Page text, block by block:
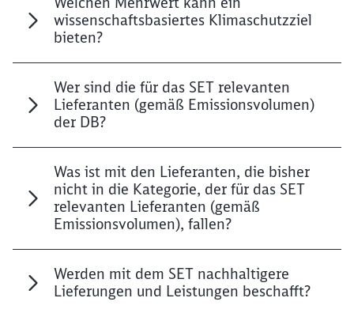
wissenschaftsbasiertes Klimaschutzziel
bieten?
Wer sind die für das SET relevanten
Lieferanten (gemäß Emissionsvolumen)
der DB?
Was ist mit den Lieferanten, die bisher
nicht in die Kategorie, der für das SET
relevanten Lieferanten (gemäß
Emissionsvolumen), fallen?
Werden mit dem SET nachhaltigere
Lieferungen und Leistungen beschafft?